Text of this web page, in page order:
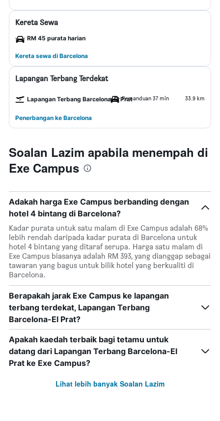
Kereta Sewa
RM 45 purata harian
Kereta sewa di Barcelona
Lapangan Terbang Terdekat
Lapangan Terbang Barcelona-El PratPemanduan 37 min 33.9 km
Penerbangan ke Barcelona
Soalan Lazim apabila menempah di
Exe Campus
Adakah harga Exe Campus berbanding dengan
hotel 4 bintang di Barcelona?
Kadar purata untuk satu malam di Exe Campus adalah 68%
lebih rendah daripada kadar purata di Barcelona untuk
hotel 4 bintang yang ditaraf serupa. Harga satu malam di
Exe Campus biasanya adalah RM 393, yang dianggap sebagai
tawaran yang bagus untuk bilik hotel yang berkualiti di
Barcelona.
Berapakah jarak Exe Campus ke lapangan
terbang terdekat, Lapangan Terbang
Barcelona-El Prat?
Apakah kaedah terbaik bagi tetamu untuk
datang dari Lapangan Terbang Barcelona-El
Prat ke Exe Campus?
Lihat lebih banyak Soalan Lazim